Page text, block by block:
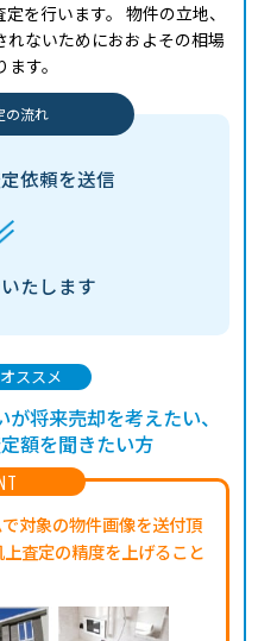
を行います。 物件の立地、
ないためにおおよその相場
す。
の流れ
依頼を送信
たします
対象の物件画像を送付頂
査定の精度を上げること
ススメ
将来売却を考えたい、
額を聞きたい方